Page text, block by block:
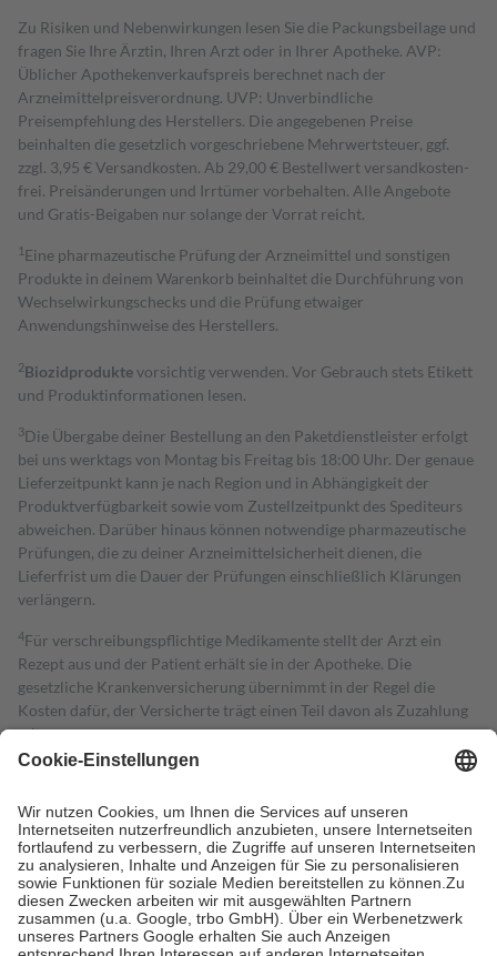
Zu Risiken und Nebenwirkungen lesen Sie die Packungsbeilage und
fragen Sie Ihre Ärztin, Ihren Arzt oder in Ihrer Apotheke. AVP:
Üblicher Apothekenverkaufspreis berechnet nach der
Arzneimittelpreisverordnung. UVP: Unverbindliche
Preisempfehlung des Herstellers. Die angegebenen Preise
beinhalten die gesetzlich vorgeschriebene Mehrwertsteuer, ggf.
zzgl. 3,95 € Versandkosten. Ab 29,00 € Bestell­wert versand­kosten­
frei. Preisänderungen und Irrtümer vorbehalten. Alle Angebote
und Gratis-Beigaben nur solange der Vorrat reicht.
1 Eine pharmazeutische Prüfung der Arzneimittel und sonstigen
Produkte in deinem Warenkorb beinhaltet die Durchführung von
Wechselwirkungschecks und die Prüfung etwaiger
Anwendungshinweise des Herstellers.
2Biozidproduktevorsichtig verwenden. Vor Gebrauch stets Etikett
und Produktinformationen lesen.
3Die Übergabe deiner Bestellung an den Paketdienstleister erfolgt
bei uns werktags von Montag bis Freitag bis 18:00 Uhr. Der genaue
Lieferzeitpunkt kann je nach Region und in Abhängigkeit der
Produktverfügbarkeit sowie vom Zustellzeitpunkt des Spediteurs
abweichen. Darüber hinaus können notwendige pharmazeutische
Prüfungen, die zu deiner Arzneimittelsicherheit dienen, die
Lieferfrist um die Dauer der Prüfungen einschließlich Klärungen
verlängern.
4Für verschreibungspflichtige Medikamente stellt der Arzt ein
Rezept aus und der Patient erhält sie in der Apotheke. Die
gesetzliche Krankenversicherung übernimmt in der Regel die
Kosten dafür, der Versicherte trägt einen Teil davon als Zuzahlung
mit.
Grundsätzlich leisten Mitglieder Zuzahlungen in Höhe von zehn
höchstens zehn Euro.
Es sind jedoch nie mehr als die tatsächlichen
Kosten der Leistung zu entrichten.
Diese Regeln gelten grundsätzlich auch für Online-Apotheken.
Bei Heilmitteln und häuslicher Krankenpflege beträgt die
Zuzahlung zehn Prozent der Kosten sowie zehn Euro je
Verordnung.
Um das Engagement der Versicherten für ihre eigene Gesundheit zu